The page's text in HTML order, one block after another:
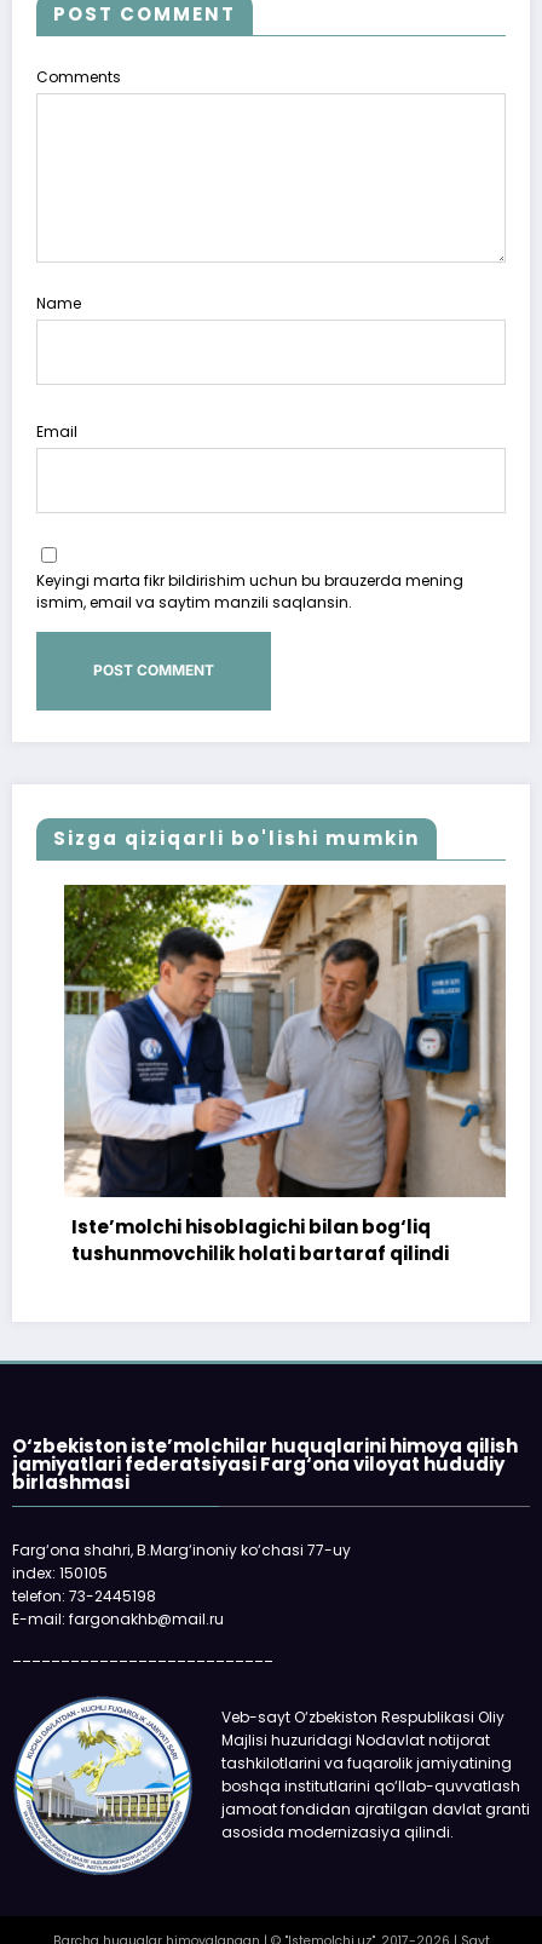
POST COMMENT
Comments
Name
Email
Keyingi marta fikr bildirishim uchun bu brauzerda mening
ismim, email va saytim manzili saqlansin.
Sizga qiziqarli bo'lishi mumkin
Iste’molchi hisoblagichi bilan bog‘liq
tushunmovchilik holati bartaraf qilindi
O‘zbekiston iste’molchilar huquqlarini himoya qilish
jamiyatlari federatsiyasi Farg‘ona viloyat hududiy
birlashmasi
Farg‘ona shahri, B.Marg‘inoniy ko‘chasi 77-uy
index: 150105
telefon: 73-2445198
E-mail: fargonakhb@mail.ru
Veb-sayt O‘zbekiston Respublikasi Oliy
Majlisi huzuridagi Nodavlat notijorat
tashkilotlarini va fuqarolik jamiyatining
boshqa institutlarini qo‘llab-quvvatlash
jamoat fondidan ajratilgan davlat granti
asosida modernizasiya qilindi.